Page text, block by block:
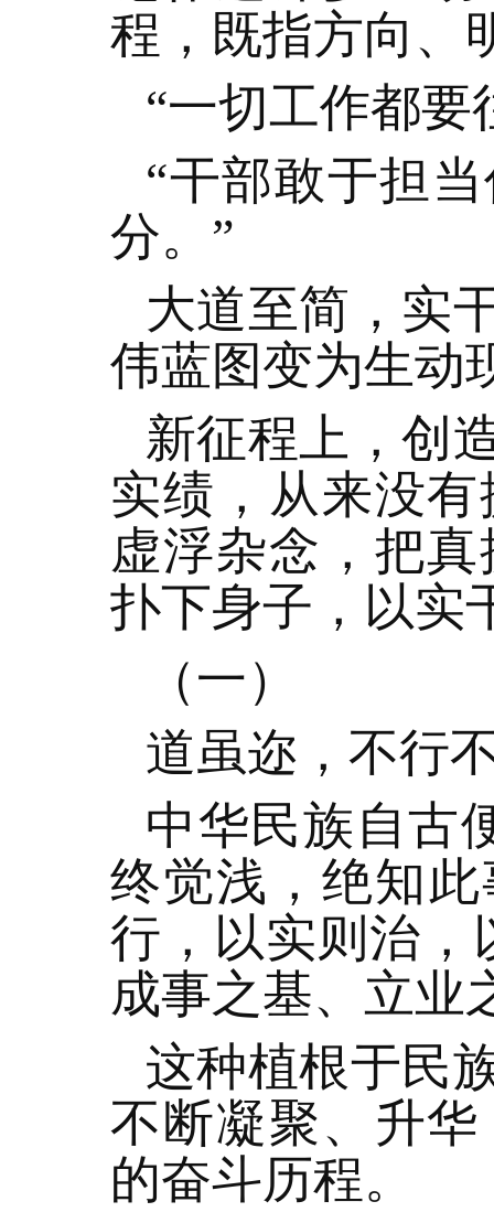
程，既指方向、
“一切工作都要
“干部敢于担
分。”
大道至简，实
伟蓝图变为生动
新征程上，创
实绩，从来没
虚浮杂念，把
扑下身子，以实
（一）
道虽迩，不行
中华民族自古
终觉浅，绝知
行，以实则治，
成事之基、立业
这种植根于民
不断凝聚、升
的奋斗历程。